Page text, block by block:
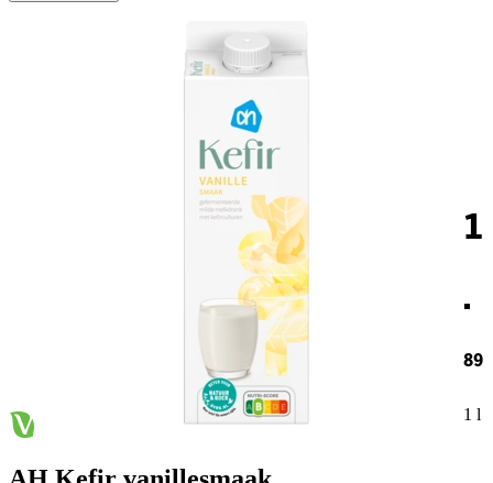
1
.
89
1 l